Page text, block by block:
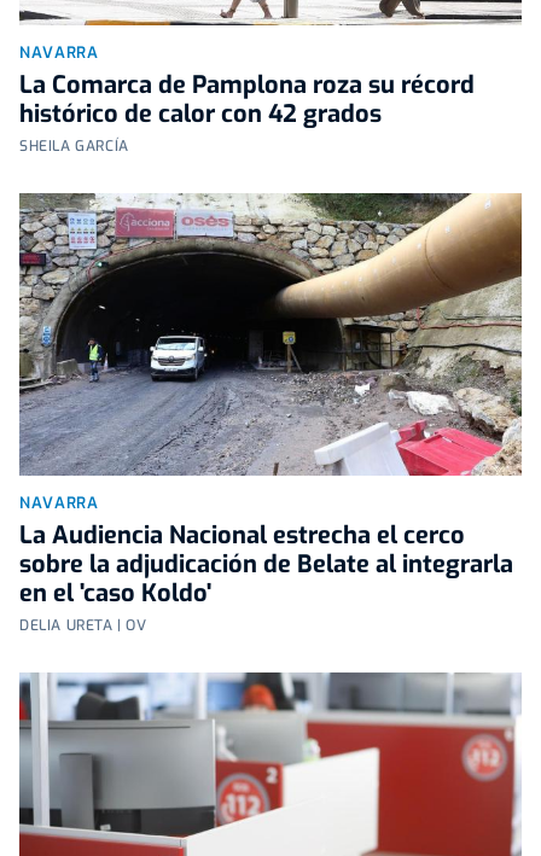
NAVARRA
La Comarca de Pamplona roza su récord
histórico de calor con 42 grados
SHEILA GARCÍA
NAVARRA
La Audiencia Nacional estrecha el cerco
sobre la adjudicación de Belate al integrarla
en el 'caso Koldo'
DELIA URETA | OV